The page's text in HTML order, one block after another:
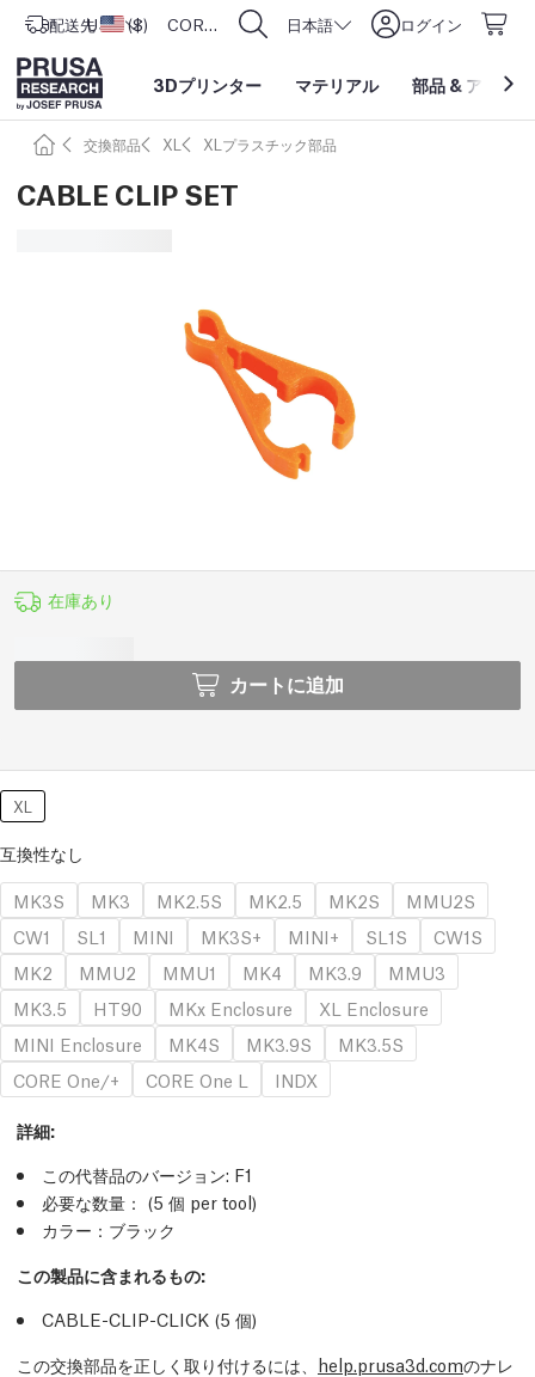
配送先 アメリカ合衆国
USD ($) CORE One L: Now In Stock! 日本語 ログイン
3Dプリンター マテリアル 部品 & アクセ
交換部品 XL XLプラスチック部品
CABLE CLIP SET
在庫あり
カートに追加
XL
互換性なし
MK3S
MK3 MK2.5S MK2.5 MK2S
MMU2S
CW1
SL1 MINI MK3S+ MINI+ SL1S
CW1S
MK2
MMU2 MMU1 MK4 MK3.9
MMU3
MK3.5
HT90 MKx Enclosure
XL Enclosure
MINI Enclosure
MK4S MK3.9S
MK3.5S
CORE One/+
CORE One L INDX
詳細:
この代替品のバージョン: F1
必要な数量： (5 個 per tool)
カラー：ブラック
この製品に含まれるもの:
CABLE-CLIP-CLICK (5 個)
この交換部品を正しく取り付けるには、 help.prusa3d.comのナレ